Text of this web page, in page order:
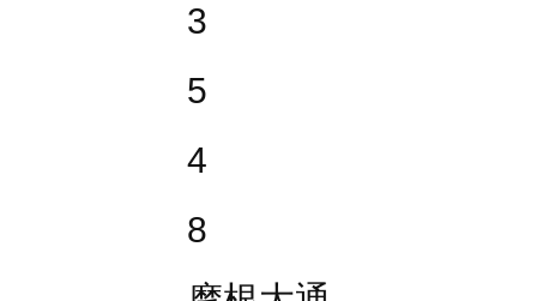
3
5
4
8